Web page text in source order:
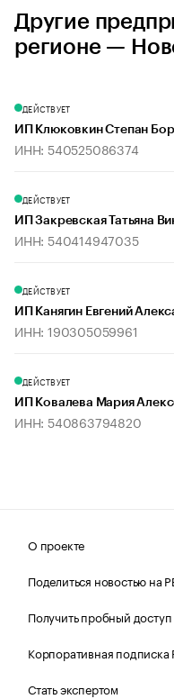
Другие
регионе —
ДЕЙСТВУЕТ
ИП Клюковкин Степан
ИНН: 540525086374
ДЕЙСТВУЕТ
ИП Закревская Татьяна
ИНН: 540414947035
ДЕЙСТВУЕТ
ИП Канягин Евгений
ИНН: 190305059961
ДЕЙСТВУЕТ
ИП Ковалева Мария
ИНН: 540863794820
О проекте
Поделиться новостью на
Получить пробный доступ
Корпоративная подписка
Стать экспертом